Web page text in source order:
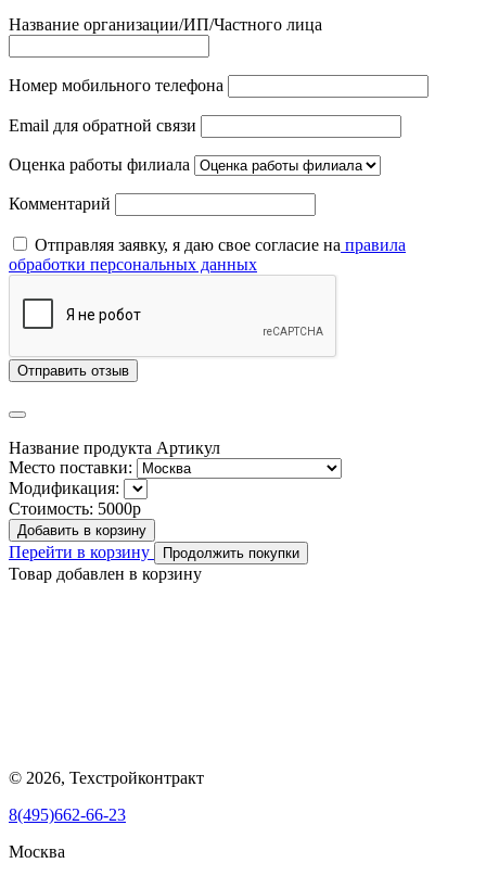
Название организации/ИП/Частного лица
Номер мобильного телефона
Email для обратной связи
Оценка работы филиала
Комментарий
Отправляя заявку, я даю свое согласие на правила
обработки персональных данных
Отправить отзыв
Название продукта Артикул
Место поставки:
Модификация:
Стоимость: 5000р
Добавить в корзину
Перейти в корзину Продолжить покупки
Товар добавлен в корзину
© 2026, Техстройконтракт
8(495)662-66-23
Москва